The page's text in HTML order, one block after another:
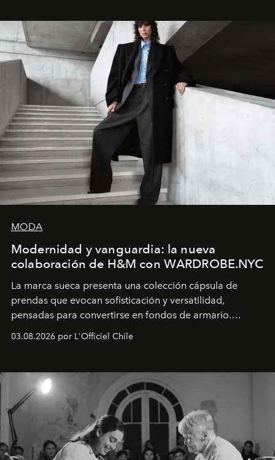
y la filosofía detrás de la propuesta.
MODA
Modernidad y vanguardia: la nueva
colaboración de H&M con WARDROBE.NYC
La marca sueca presenta una colección cápsula de
prendas que evocan sofisticación y versatilidad,
pensadas para convertirse en fondos de armario.
Disponible en Chile desde el 6 de agosto.
03.08.2026 por L'Officiel Chile